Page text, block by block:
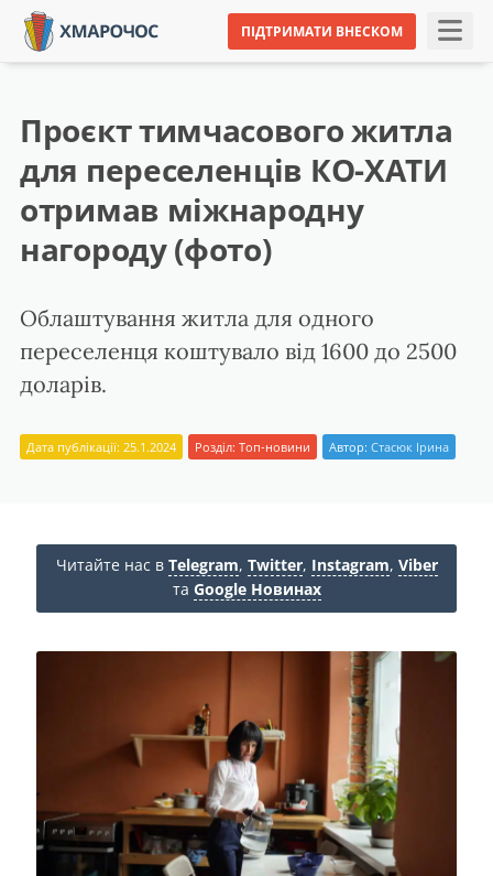
ПІДТРИМАТИ ВНЕСКОМ
Проєкт тимчасового житла
для переселенців КО-ХАТИ
отримав міжнародну
нагороду (фото)
Облаштування житла для одного
переселенця коштувало від 1600 до 2500
доларів.
Дата публікації: 25.1.2024 Розділ: Топ-новини Автор: Стасюк Ірина
Читайте нас в Telegram, Twitter, Instagram, Viber
та Google Новинах